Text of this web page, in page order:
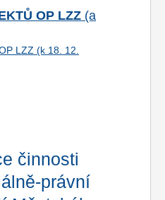
OP LZZ (a
LZZ (k 18. 12.
činnosti
právní